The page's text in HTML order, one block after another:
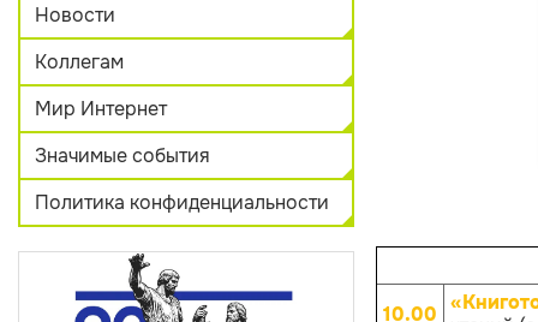
Новости
Коллегам
Мир Интернет
Значимые события
Политика конфиденциальности
10.00